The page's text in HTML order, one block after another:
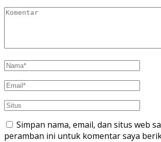
Simpan nama, email, dan situs web
peramban ini untuk komentar saya